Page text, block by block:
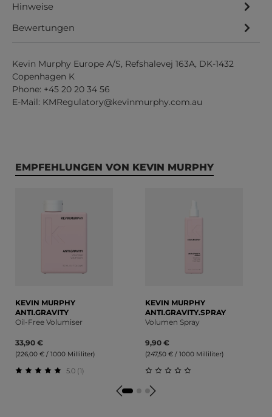
Hinweise
Bewertungen
Kevin Murphy Europe A/S, Refshalevej 163A, DK-1432
Copenhagen K
Phone: +45 20 20 34 56
E-Mail: KMRegulatory@kevinmurphy.com.au
Produktgalerie überspringen
EMPFEHLUNGEN VON KEVIN MURPHY
KEVIN MURPHY
ANTI.GRAVITY
Oil-Free Volumiser
33,90 €
(226,00 € / 1000 Milliliter)
Durchschnittliche Bewertung von 5 von 5 Sternen
5.0 (1)
KEVIN MURPHY
ANTI.GRAVITY.SPRAY
Volumen Spray
9,90 €
(247,50 € / 1000 Milliliter)
Durchschnittliche